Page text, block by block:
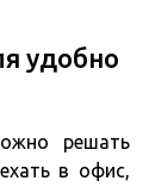
удобно
решать
в офис,